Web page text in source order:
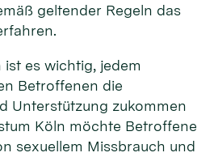
geltender Regeln das
es wichtig, jedem
Betroffenen die
Unterstützung zukommen
Köln möchte Betroffene
sexuellem Missbrauch und